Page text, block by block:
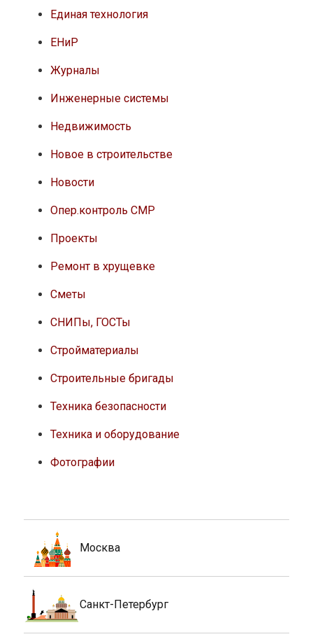
Единая технология
ЕНиР
Журналы
Инженерные системы
Недвижимость
Новое в строительстве
Новости
Опер.контроль СМР
Проекты
Ремонт в хрущевке
Сметы
СНИПы, ГОСТы
Стройматериалы
Строительные бригады
Техника безопасности
Техника и оборудование
Фотографии
Москва
Санкт-Петербург